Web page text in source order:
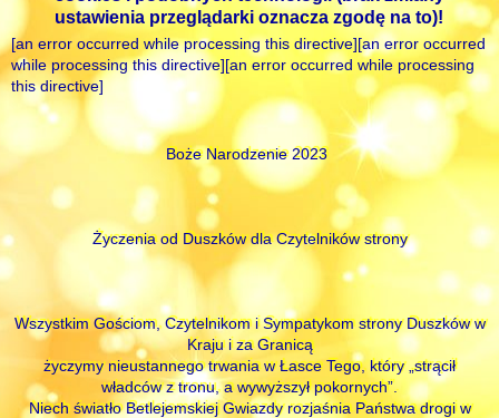
ustawienia przeglądarki oznacza zgodę na to)!
[an error occurred while processing this directive][an error occurred
while processing this directive][an error occurred while processing
this directive]
Boże Narodzenie 2023
Życzenia od Duszków dla Czytelników strony
Wszystkim Gościom, Czytelnikom i Sympatykom strony Duszków w
Kraju i za Granicą
życzymy nieustannego trwania w Łasce Tego, który „strącił
władców z tronu, a wywyższył pokornych”.
Niech światło Betlejemskiej Gwiazdy rozjaśnia Państwa drogi w